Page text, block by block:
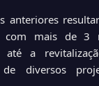
anteriores
com mais de
até a
diversos